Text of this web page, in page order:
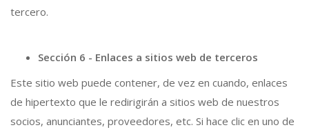
tercero.
Sección 6 - Enlaces a sitios web de terceros
Este sitio web puede contener, de vez en cuando, enlaces
de hipertexto que le redirigirán a sitios web de nuestros
socios, anunciantes, proveedores, etc. Si hace clic en uno de